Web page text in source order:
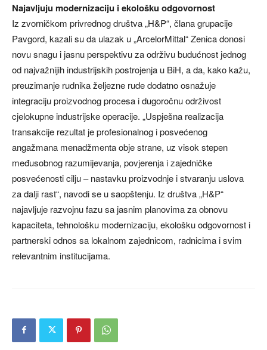
Najavljuju modernizaciju i ekološku odgovornost
Iz zvorničkom privrednog društva „H&P“, člana grupacije
Pavgord, kazali su da ulazak u „ArcelorMittal“ Zenica donosi
novu snagu i jasnu perspektivu za održivu budućnost jednog
od najvažnijih industrijskih postrojenja u BiH, a da, kako kažu,
preuzimanje rudnika željezne rude dodatno osnažuje
integraciju proizvodnog procesa i dugoročnu održivost
cjelokupne industrijske operacije. „Uspješna realizacija
transakcije rezultat je profesionalnog i posvećenog
angažmana menadžmenta obje strane, uz visok stepen
međusobnog razumijevanja, povjerenja i zajedničke
posvećenosti cilju – nastavku proizvodnje i stvaranju uslova
za dalji rast“, navodi se u saopštenju. Iz društva „H&P“
najavljuje razvojnu fazu sa jasnim planovima za obnovu
kapaciteta, tehnološku modernizaciju, ekološku odgovornost i
partnerski odnos sa lokalnom zajednicom, radnicima i svim
relevantnim institucijama.